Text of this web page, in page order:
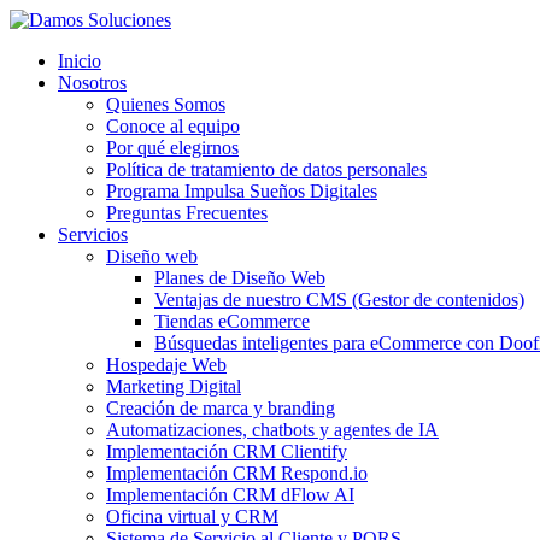
Inicio
Nosotros
Quienes Somos
Conoce al equipo
Por qué elegirnos
Política de tratamiento de datos personales
Programa Impulsa Sueños Digitales
Preguntas Frecuentes
Servicios
Diseño web
Planes de Diseño Web
Ventajas de nuestro CMS (Gestor de contenidos)
Tiendas eCommerce
Búsquedas inteligentes para eCommerce con
Hospedaje Web
Marketing Digital
Creación de marca y branding
Automatizaciones, chatbots y agentes de IA
Implementación CRM Clientify
Implementación CRM Respond.io
Implementación CRM dFlow AI
Oficina virtual y CRM